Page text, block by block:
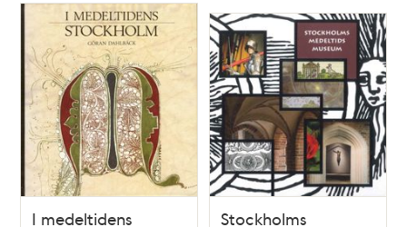
I medeltidens
Stockholms